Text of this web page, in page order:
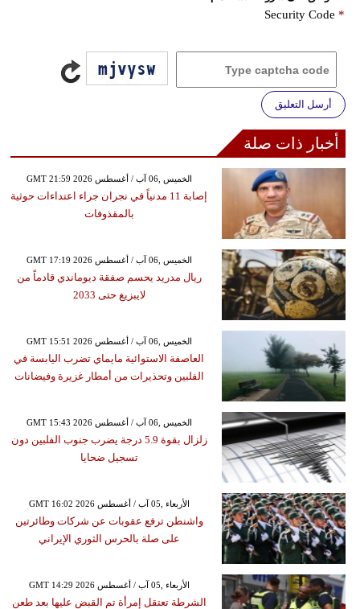
Security Code *
أرسل التعليق
أخبار ذات صلة
GMT 21:59 2026 الخميس ,06 آب / أغسطس
إصابة 11 مدنياً في نجران جراء اعتداءات حوثية
بالمقذوفات
GMT 17:19 2026 الخميس ,06 آب / أغسطس
ريال مدريد يحسم صفقة ديوماندي قادماً من
لايبزيغ حتى 2033
GMT 15:51 2026 الخميس ,06 آب / أغسطس
العاصفة الاستوائية مايماي تضرب اليابسة في
الفلبين وتحذيرات من أمطار غزيرة وفيضانات
GMT 15:43 2026 الخميس ,06 آب / أغسطس
زلزال بقوة 5.9 درجة يضرب جنوب الفلبين دون
تسجيل ضحايا
GMT 16:02 2026 الأربعاء ,05 آب / أغسطس
واشنطن ترفع عقوبات عن شركات وطائرتين
على صلة بالحرس الثوري الإيراني
GMT 14:29 2026 الأربعاء ,05 آب / أغسطس
الشرطة تعتقل إمرأة تم القبض عليها بعد طعن